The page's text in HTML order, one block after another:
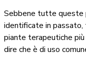
Sebbene tutte queste
identificate in
piante terapeutiche
dire che è di uso